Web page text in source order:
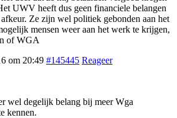
UWV heeft dus geen financiele belangen
Ze zijn wel politiek gebonden aan het
mensen weer aan het werk te krijgen,
of WGA
om 20:49 #145445 Reageer
wel degelijk belang bij meer Wga
kennen.